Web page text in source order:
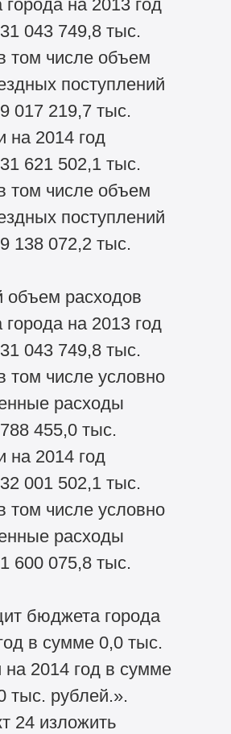
на 2013 год
043 749,8 тыс.
том числе объем
поступлений
017 219,7 тыс.
на 2014 год
621 502,1 тыс.
том числе объем
поступлений
138 072,2 тыс.
объем расходов
на 2013 год
043 749,8 тыс.
том числе условно
расходы
455,0 тыс.
на 2014 год
001 502,1 тыс.
том числе условно
расходы
600 075,8 тыс.
бюджета города
в сумме 0,0 тыс.
на 2014 год в сумме
тыс. рублей.».
24 изложить